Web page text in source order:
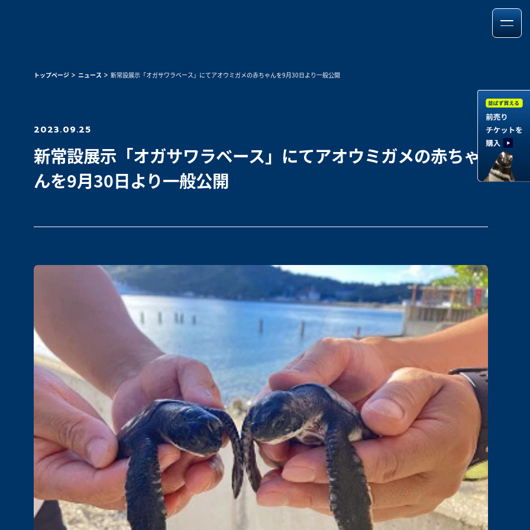
トップページ ニュース 新常設展示「オガサワラベース」にてアオウミガメの赤ちゃんを9月30日より一般公開
2023.09.25
新常設展示「オガサワラベース」にてアオウミガメの赤ちゃ
んを9月30日より一般公開